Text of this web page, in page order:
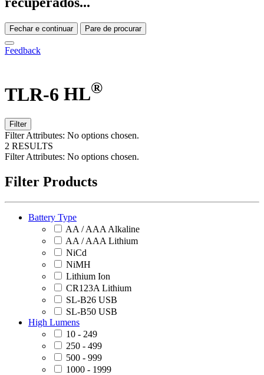
Fechar e continuar Pare de procurar
Feedback
TLR-6 HL®
Filter
Filter Attributes: No options chosen.
2 RESULTS
Filter Attributes: No options chosen.
Filter Products
Battery Type
AA / AAA Alkaline
AA / AAA Lithium
NiCd
NiMH
Lithium Ion
CR123A Lithium
SL-B26 USB
SL-B50 USB
High Lumens
10 - 249
250 - 499
500 - 999
1000 - 1999